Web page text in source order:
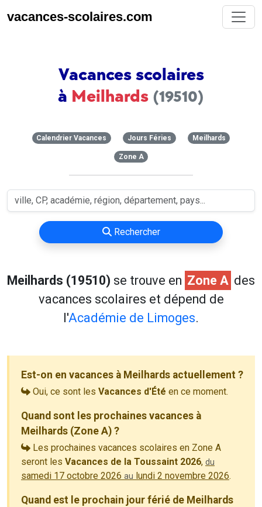
vacances-scolaires.com
Vacances scolaires
à Meilhards (19510)
Calendrier Vacances Jours Féries Meilhards
Zone A
Rechercher
Meilhards (19510) se trouve en Zone A des
vacances scolaires et dépend de
l'Académie de Limoges.
Est-on en vacances à Meilhards actuellement ?
Oui, ce sont les Vacances d'Été en ce moment.
Quand sont les prochaines vacances à
Meilhards (Zone A) ?
Les prochaines vacances scolaires en Zone A
seront les Vacances de la Toussaint 2026, du
samedi 17 octobre 2026 au lundi 2 novembre 2026.
Quand est le prochain jour férié de Meilhards